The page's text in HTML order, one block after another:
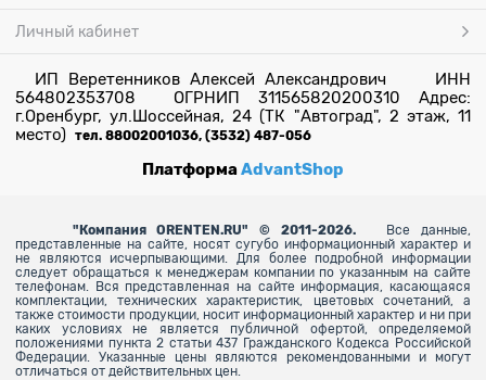
Личный кабинет
ИП Веретенников Алексей Александрович ИНН
564802353708 ОГРНИП 311565820200310 Адрес:
г.Оренбург, ул.Шоссейная, 24 (ТК "Автоград", 2 этаж, 11
место) тел. 88002001036, (3532) 487-056
ПлатформаAdvantShop
" Компания ORENTEN.RU" © 2011-2026.
Все данные,
представленные на сайте, носят сугубо информационный характер и
не являются исчерпывающими. Для более подробной информации
следует обращаться к менеджерам компании по указанным на сайте
телефонам. Вся представленная на сайте информация, касающаяся
комплектации, технических характеристик, цветовых сочетаний, а
также стоимости продукции, носит информационный характер и ни при
каких условиях не является публичной офертой, определяемой
положениями пункта 2 статьи 437 Гражданского Кодекса Российской
Федерации. Указанные цены являются рекомендованными и могут
отличаться от действительных цен.